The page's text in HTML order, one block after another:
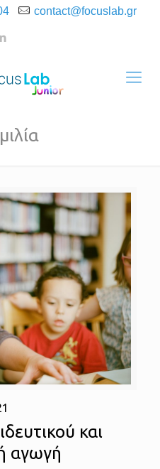
contact@focuslab.gr
και
αγωγή